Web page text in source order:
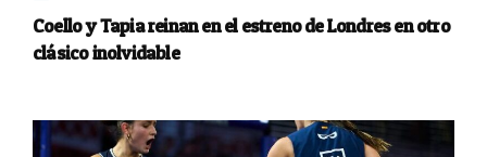
Coello y Tapia reinan en el estreno de Londres en otro
clásico inolvidable